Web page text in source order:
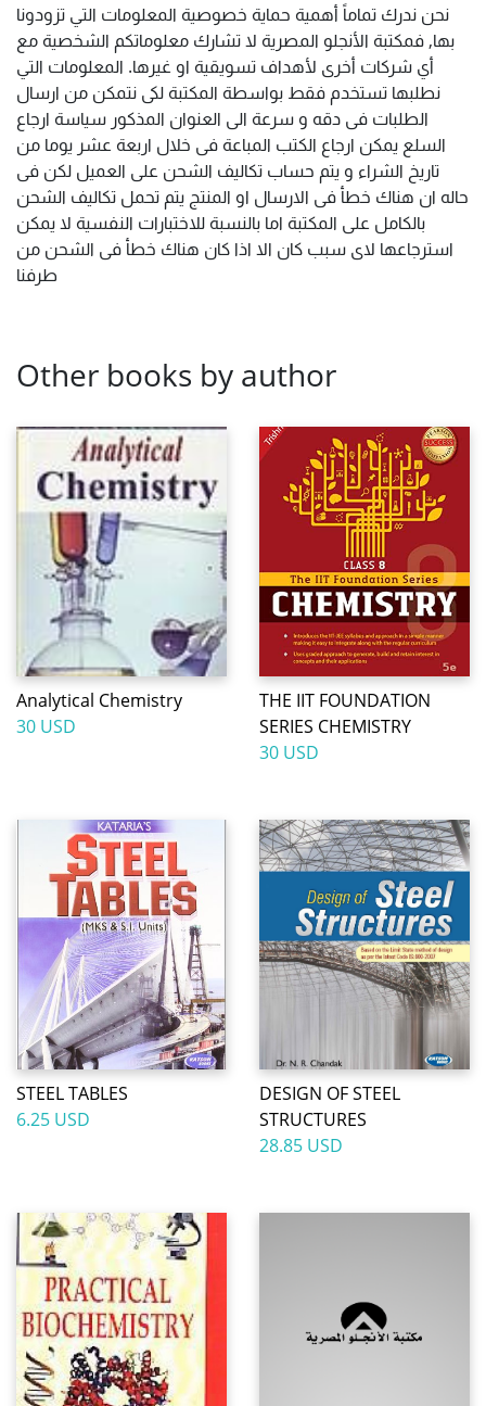
نحن ندرك تماماً أهمية حماية خصوصية المعلومات التي تزودونا
بها, فمكتبة الأنجلو المصرية لا تشارك معلوماتكم الشخصية مع
أي شركات أخرى لأهداف تسويقية او غيرها. المعلومات التي
نطلبها تستخدم فقط بواسطة المكتبة لكى نتمكن من ارسال
الطلبات فى دقه و سرعة الى العنوان المذكور سياسة ارجاع
السلع يمكن ارجاع الكتب المباعة فى خلال اربعة عشر يوما من
تاريخ الشراء و يتم حساب تكاليف الشحن على العميل لكن فى
حاله ان هناك خطأ فى الارسال او المنتج يتم تحمل تكاليف الشحن
بالكامل على المكتبة اما بالنسبة للاختبارات النفسية لا يمكن
استرجاعها لاى سبب كان الا اذا كان هناك خطأ فى الشحن من
طرفنا
Other books by author
Analytical Chemistry
30 USD
THE IIT FOUNDATION
SERIES CHEMISTRY
30 USD
STEEL TABLES
6.25 USD
DESIGN OF STEEL
STRUCTURES
28.85 USD